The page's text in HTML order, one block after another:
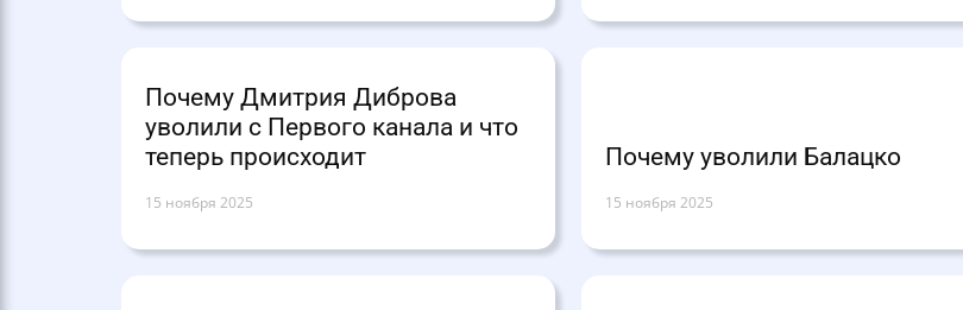
Почему Дмитрия Диброва
уволили с Первого канала и что
теперь происходит
15 ноября 2025
Почему уволили Балацко
15 ноября 2025